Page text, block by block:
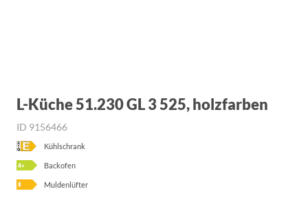
L-Küche 51.230 GL 3 525, holzfarben
ID 9156466
Kühlschrank
Backofen
Muldenlüfter